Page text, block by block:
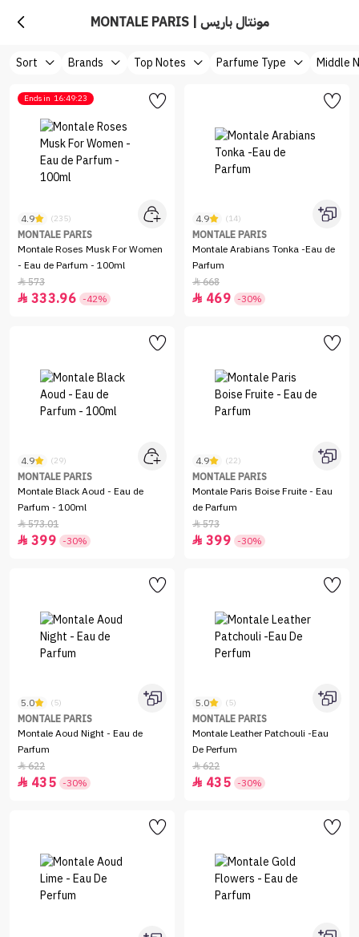
MONTALE PARIS | مونتال باريس
Sort Brands Top Notes Parfume Type Middle
Ends in 16:49:23
4.9 (235)
MONTALE PARIS
Montale Roses Musk For Women
- Eau de Parfum - 100ml
573
 333.96 -42%
4.9 (14)
MONTALE PARIS
Montale Arabians Tonka -Eau de
Parfum
668
 469 -30%
4.9 (29)
MONTALE PARIS
Montale Black Aoud - Eau de
Parfum - 100ml
573.01
 399 -30%
4.9 (22)
MONTALE PARIS
Montale Paris Boise Fruite - Eau
de Parfum
573
 399 -30%
5.0 (5)
MONTALE PARIS
Montale Aoud Night - Eau de
Parfum
622
 435 -30%
5.0 (5)
MONTALE PARIS
Montale Leather Patchouli -Eau
De Perfum
622
 435 -30%